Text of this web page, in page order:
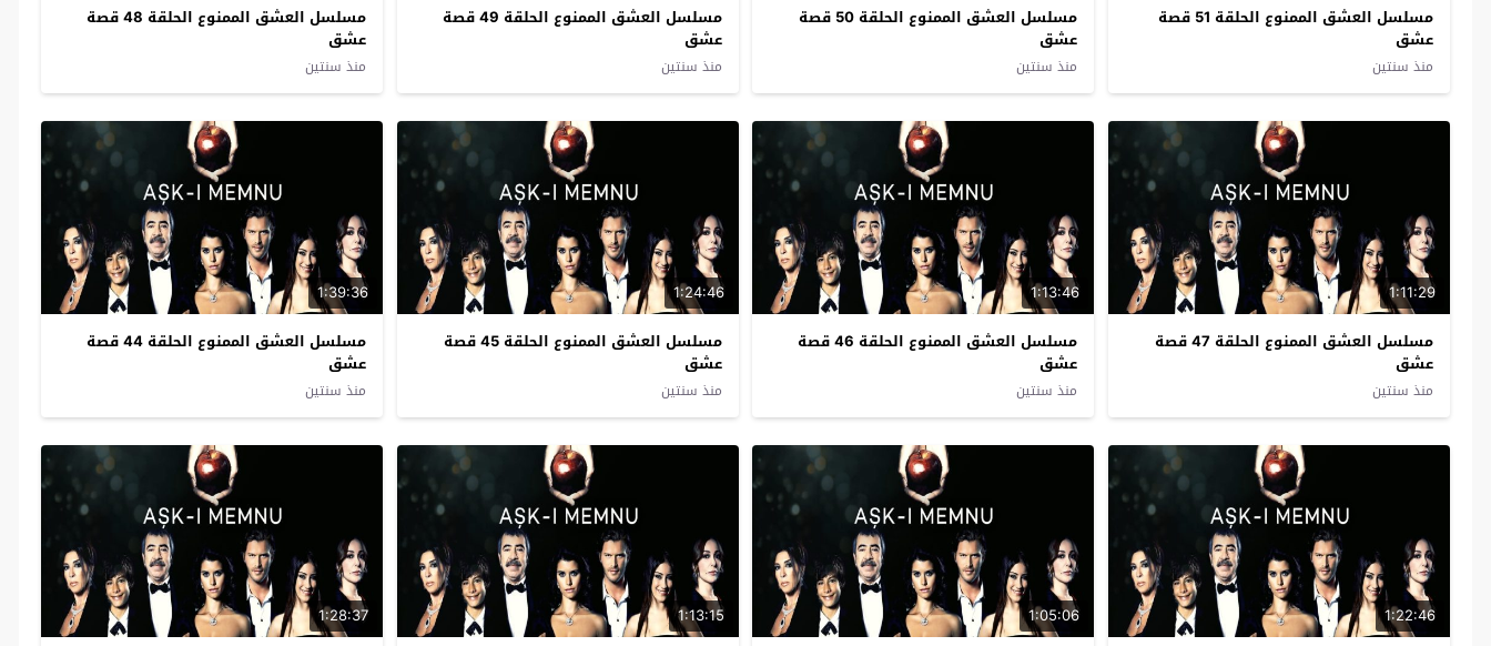
مسلسل العشق الممنوع الحلقة 51 قصة
عشق
منذ سنتين
مسلسل العشق الممنوع الحلقة 50 قصة
عشق
منذ سنتين
مسلسل العشق الممنوع الحلقة 49 قصة
عشق
منذ سنتين
مسلسل العشق الممنوع الحلقة 48 قصة
عشق
منذ سنتين
1:11:29
مسلسل العشق الممنوع الحلقة 47 قصة
عشق
منذ سنتين
1:13:46
مسلسل العشق الممنوع الحلقة 46 قصة
عشق
منذ سنتين
1:24:46
مسلسل العشق الممنوع الحلقة 45 قصة
عشق
منذ سنتين
1:39:36
مسلسل العشق الممنوع الحلقة 44 قصة
عشق
منذ سنتين
1:22:46
1:05:06
1:13:15
1:28:37